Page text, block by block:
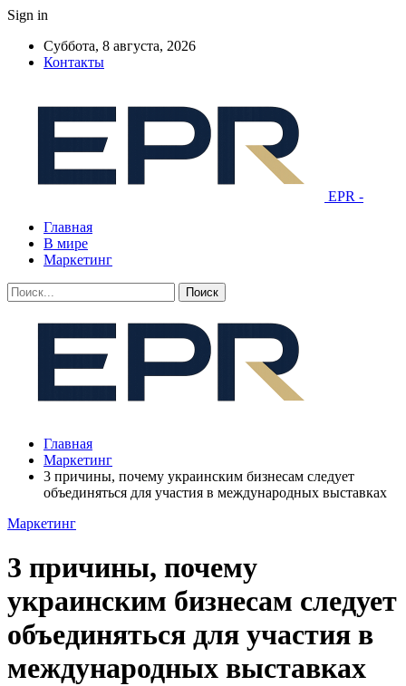
Sign in
Суббота, 8 августа, 2026
Контакты
EPR -
Главная
В мире
Маркетинг
Главная
Маркетинг
3 причины, почему украинским бизнесам следует
объединяться для участия в международных выставках
Маркетинг
3 причины, почему
украинским бизнесам следует
объединяться для участия в
международных выставках